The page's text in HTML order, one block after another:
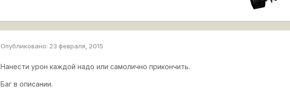
Опубликовано: 23 февраля, 2015
Нанести урон каждой надо или самолично прикончить.
Баг в описании.